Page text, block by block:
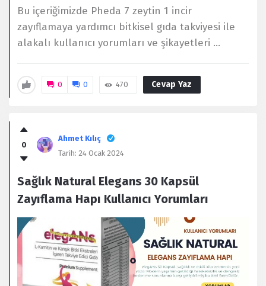
Bu içeriğimizde Pheda 7 zeytin 1 incir
zayıflamaya yardımcı bitkisel gıda takviyesi ile
alakalı kullanıcı yorumları ve şikayetleri ...
0 0 470 Cevap Yaz
0
Ahmet Kılıç
Tarih: 24 Ocak 2024
Sağlık Natural Elegans 30 Kapsül
Zayıflama Hapı Kullanıcı Yorumları